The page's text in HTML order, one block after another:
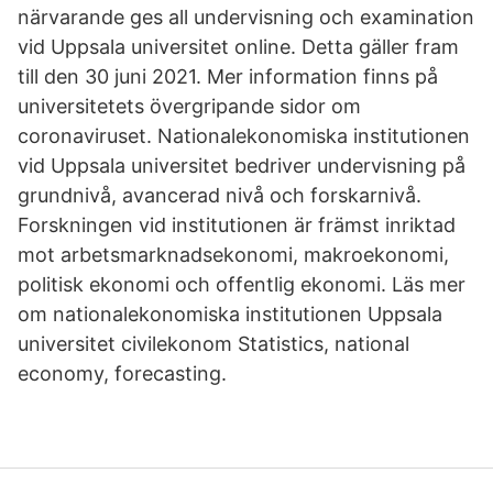
närvarande ges all undervisning och examination
vid Uppsala universitet online. Detta gäller fram
till den 30 juni 2021. Mer information finns på
universitetets övergripande sidor om
coronaviruset. Nationalekonomiska institutionen
vid Uppsala universitet bedriver undervisning på
grundnivå, avancerad nivå och forskarnivå.
Forskningen vid institutionen är främst inriktad
mot arbetsmarknadsekonomi, makroekonomi,
politisk ekonomi och offentlig ekonomi. Läs mer
om nationalekonomiska institutionen Uppsala
universitet civilekonom Statistics, national
economy, forecasting.